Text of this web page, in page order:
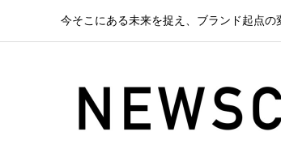
今そこにある未来を捉え、ブランド起点の